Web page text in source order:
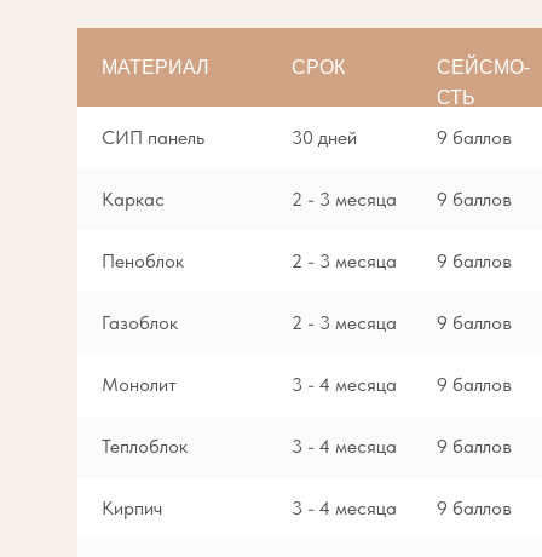
МАТЕРИАЛ СРОК
СЕЙСМО-
СТЬ
Каркас
Пеноблок
Газоблок
Монолит
Теплоблок
Кирпич
2 - 3 месяца
2 - 3 месяца
2 - 3 месяца
3 - 4 месяца
3 - 4 месяца
3 - 4 месяца
9 баллов
9 баллов
9 баллов
9 баллов
9 баллов
9 баллов
СИП панель 30 дней 9 баллов